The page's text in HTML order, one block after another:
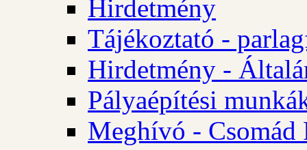
Hirdetmény
Tájékoztató -
Hirdetmény -
Pályaépítési
Meghívó - Csomád